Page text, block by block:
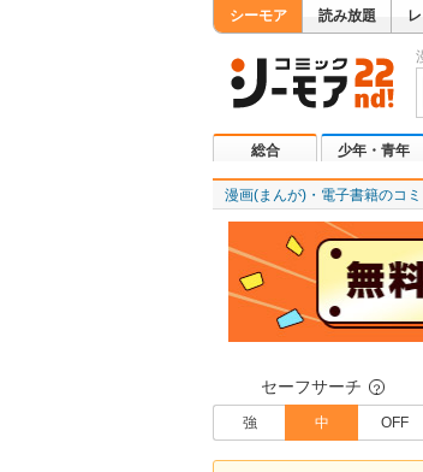
シーモア 読み放題
総合 少年・青年
漫画(まんが)・電子書籍のコ
セーフサーチ ？
強 中 OFF